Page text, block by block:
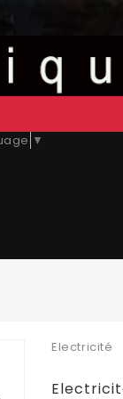
▼
Electricité